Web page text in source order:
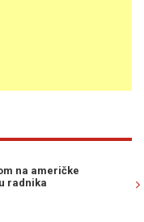
Microsofta
suradnje sa